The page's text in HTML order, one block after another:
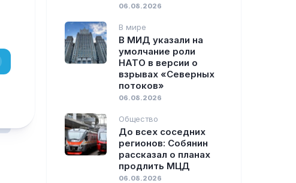
06.08.2026
В мире
В МИД указали на
умолчание роли
НАТО в версии о
взрывах «Северных
потоков»
06.08.2026
Общество
До всех соседних
регионов: Собянин
рассказал о планах
продлить МЦД
06.08.2026